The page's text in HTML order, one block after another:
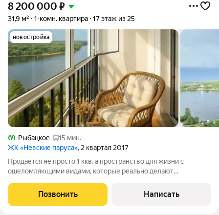
8 200 000 ₽
31,9 м² 1-комн. квартира 17 этаж из 25
новостройка
Рыбацкое
15 мин.
ЖК «Невские паруса», 2 квартал 2017
Продается не просто 1 ккв, а пространство для жизни с
ошеломляющими видами, которые реально делают
паруса! Утром парк дышит свежестью, вечером Нева
переливается огнями! ХАРАКТЕРИСТИКА
Позвонить Написать